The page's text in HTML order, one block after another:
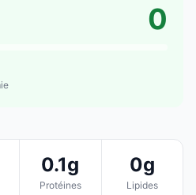
0
0.1g
Protéines
0g
Lipides